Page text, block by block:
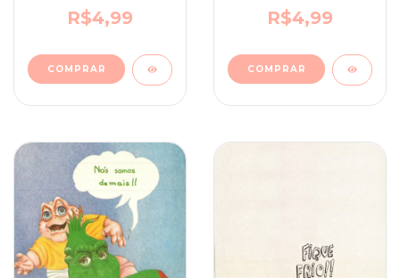
R$4,99 R$4,99